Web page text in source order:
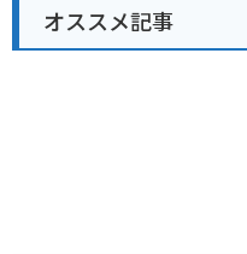
オススメ記事